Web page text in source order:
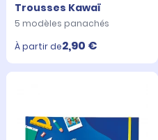
Trousses Kawaï
5 modèles panachés
À partir de2,90 €